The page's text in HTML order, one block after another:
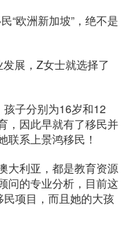
展，Z女士就选择了
子分别为16岁和12
，因此早就有了移民并
联系上景鸿移民！
大利亚，都是教育资源
问的专业分析，目前这
项目，而且她的大孩